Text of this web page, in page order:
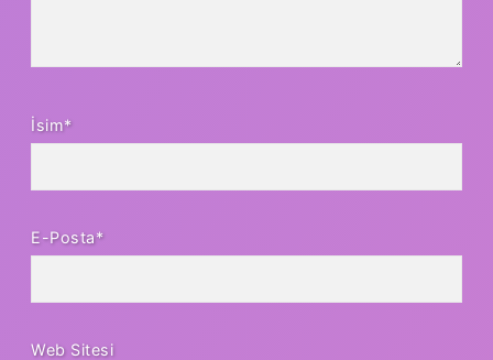
İsim*
E-Posta*
Web Sitesi